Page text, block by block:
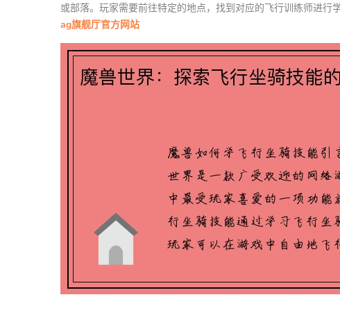
或部落。玩家需要前往特定的地点，找到对应的飞行训练师进行学
ag旗舰厅官方网站